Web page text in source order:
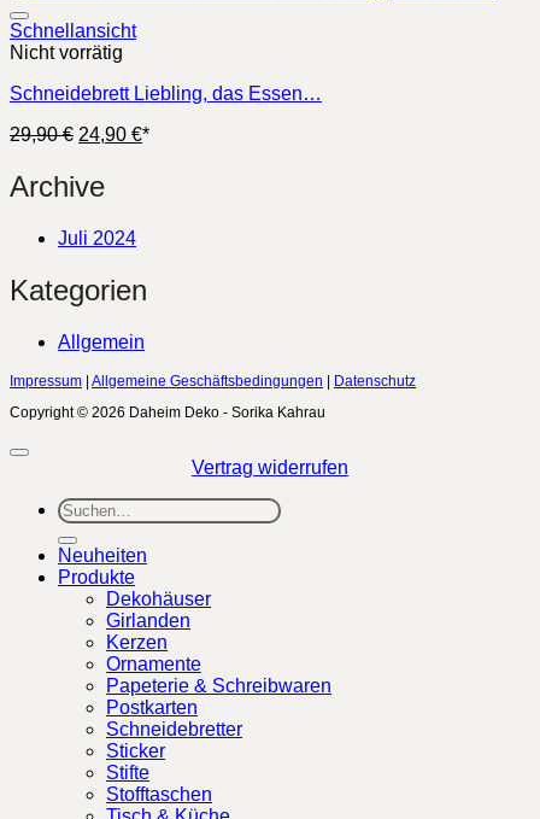
Schnellansicht
Nicht vorrätig
Schneidebrett Liebling, das Essen…
29,90€ Ursprünglicher
war:
29,90 €
24,90 €Aktueller
*
Archive
Juli 2024
Kategorien
Allgemein
Impressum | Allgemeine Geschäftsbedingungen | Datenschutz
Copyright © 2026 Daheim Deko - Sorika Kahrau
Vertrag widerrufen
Suchen
nach:
Neuheiten
Produkte
Dekohäuser
Girlanden
Kerzen
Ornamente
Papeterie & Schreibwaren
Postkarten
Schneidebretter
Sticker
Stifte
Stofftaschen